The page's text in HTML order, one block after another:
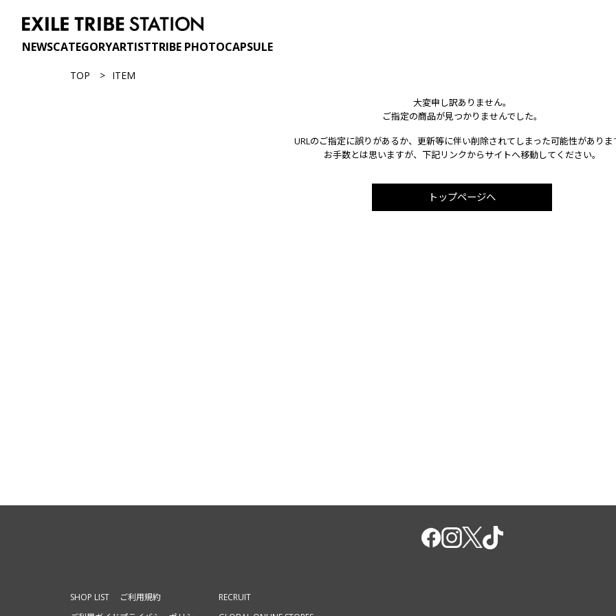
NEWSCATEGORYARTISTTRIBE PHOTOCAPSULE
TOP ITEM
大変申し訳ありません。
ご指定の商品が見つかりませんでした。
URLのご指定に誤りがあるか、更新等に伴い削除されてしまった可能性がありま
お手数とは思いますが、下記リンクからサイトへ移動してください。
トップページへ
SHOP LIST
ご利用規約
RECRUIT